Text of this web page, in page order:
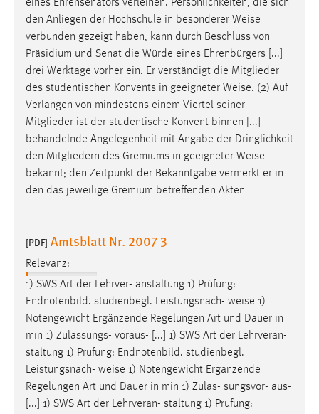
eines Ehrensenators verleihen. Persönlichkeiten, die sich
den Anliegen der Hochschule in besonderer Weise
verbunden gezeigt haben, kann durch Beschluss von
Präsidium und Senat die Würde eines Ehrenbürgers [...]
drei Werktage vorher ein. Er verständigt die Mitglieder
des studentischen Konvents in geeigneter Weise. (2) Auf
Verlangen von mindestens einem Viertel seiner
Mitglieder ist der studentische Konvent binnen [...]
behandelnde Angelegenheit mit Angabe der Dringlichkeit
den Mitgliedern des Gremiums in geeigneter Weise
bekannt; den Zeitpunkt der Bekanntgabe vermerkt er in
den das jeweilige Gremium betreffenden Akten
[PDF] Amtsblatt Nr. 2007 3
Relevanz:
1) SWS Art der Lehrver- anstaltung 1) Prüfung:
Endnotenbild. studienbegl. Leistungsnach- weise 1)
Notengewicht Ergänzende Regelungen Art und Dauer in
min 1) Zulassungs- voraus- [...] 1) SWS Art der Lehrveran-
staltung 1) Prüfung: Endnotenbild. studienbegl.
Leistungsnach- weise 1) Notengewicht Ergänzende
Regelungen Art und Dauer in min 1) Zulas- sungsvor- aus-
[...] 1) SWS Art der Lehrveran- staltung 1) Prüfung:
Performance
Name:
Zweck:
Für performante Seitenauslieferung wird in diesem Cookie
gespeichert, ob man eingeloggt ist.
Sprachpräferenz
site-language-preference
Zweck:
Das Cookie speichert die gewählte Sprache der Website.
Cookie Laufzeit:
30 Tage
Chat
Name:
MibewSessionID, MIBEW_UserID, mibew_locale, mibew-